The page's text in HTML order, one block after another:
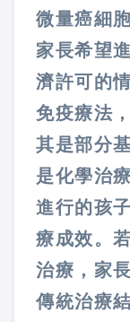
微量癌細
家長希望
濟許可的
免疫療法
其是部分
是化學治
進行的孩
療成效。
治療，家
傳統治療